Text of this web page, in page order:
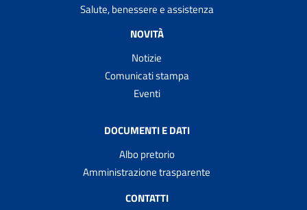
Salute, benessere e assistenza
NOVITÀ
Notizie
Comunicati stampa
Eventi
DOCUMENTI E DATI
Albo pretorio
Amministrazione trasparente
CONTATTI